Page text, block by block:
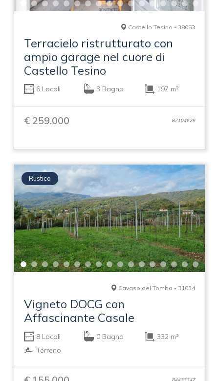
Castello Tesino - 38053
Terracielo ristrutturato con
ampio garage nel cuore di
Castello Tesino
6 Locali 3 Bagno 197 m²
€ 259.000 87104629
Rustico
Cavaso del Tomba - 31034
Vigneto DOCG con
Affascinante Casale
8 Locali 0 Bagno
332 m²
Terreno